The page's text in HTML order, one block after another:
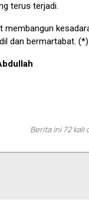
terus terjadi.
membangun
dan bermartabat. (*)
Berita ini 72 kali